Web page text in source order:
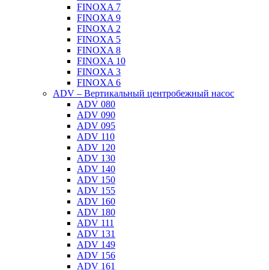
FINOXA 7
FINOXA 9
FINOXA 2
FINOXA 5
FINOXA 8
FINOXA 10
FINOXA 3
FINOXA 6
ADV – Вертикальный центробежный насос
ADV 080
ADV 090
ADV 095
ADV 110
ADV 120
ADV 130
ADV 140
ADV 150
ADV 155
ADV 160
ADV 180
ADV 111
ADV 131
ADV 149
ADV 156
ADV 161